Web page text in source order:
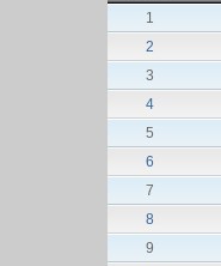
1
2
3
4
5
6
7
8
9